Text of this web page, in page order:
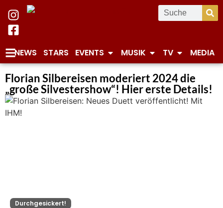
NEWS STARS EVENTS MUSIK TV MEDIA
Florian Silbereisen moderiert 2024 die
„große Silvestershow“! Hier erste Details!
Durchgesickert!